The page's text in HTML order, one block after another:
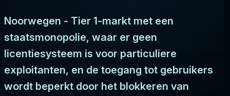
Noorwegen - Tier 1-markt met een
staatsmonopolie, waar er geen
licentiesysteem is voor particuliere
exploitanten, en de toegang tot gebruikers
wordt beperkt door het blokkeren van